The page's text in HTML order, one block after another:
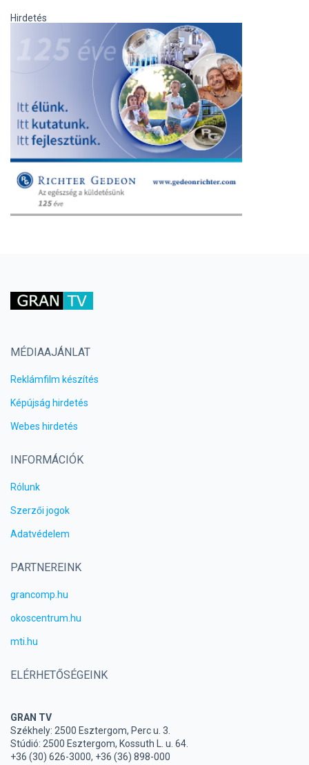
Hirdetés
MÉDIAAJÁNLAT
Reklámfilm készítés
Képújság hirdetés
Webes hirdetés
INFORMÁCIÓK
Rólunk
Szerzői jogok
Adatvédelem
PARTNEREINK
grancomp.hu
okoscentrum.hu
mti.hu
ELÉRHETŐSÉGEINK
GRAN TV
Székhely: 2500 Esztergom, Perc u. 3.
Stúdió: 2500 Esztergom, Kossuth L. u. 64.
+36 (30) 626-3000, +36 (36) 898-000